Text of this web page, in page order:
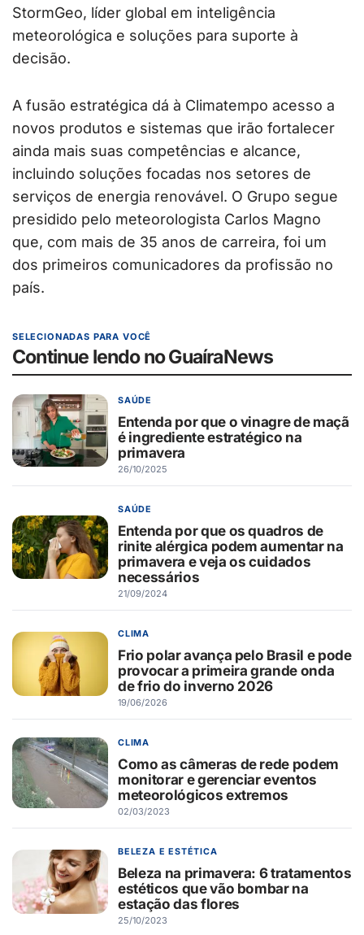
StormGeo, líder global em inteligência
meteorológica e soluções para suporte à
decisão.
A fusão estratégica dá à Climatempo acesso a
novos produtos e sistemas que irão fortalecer
ainda mais suas competências e alcance,
incluindo soluções focadas nos setores de
serviços de energia renovável. O Grupo segue
presidido pelo meteorologista Carlos Magno
que, com mais de 35 anos de carreira, foi um
dos primeiros comunicadores da profissão no
país.
SELECIONADAS PARA VOCÊ
Continue lendo no GuaíraNews
SAÚDE
Entenda por que o vinagre de maçã
é ingrediente estratégico na
primavera
26/10/2025
SAÚDE
Entenda por que os quadros de
rinite alérgica podem aumentar na
primavera e veja os cuidados
necessários
21/09/2024
CLIMA
Frio polar avança pelo Brasil e pode
provocar a primeira grande onda
de frio do inverno 2026
19/06/2026
CLIMA
Como as câmeras de rede podem
monitorar e gerenciar eventos
meteorológicos extremos
02/03/2023
BELEZA E ESTÉTICA
Beleza na primavera: 6 tratamentos
estéticos que vão bombar na
estação das flores
25/10/2023